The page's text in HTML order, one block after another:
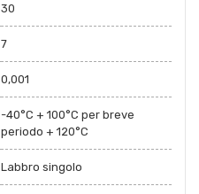
30
7
0,001
-40°C + 100°C per breve
periodo + 120°C
Labbro singolo